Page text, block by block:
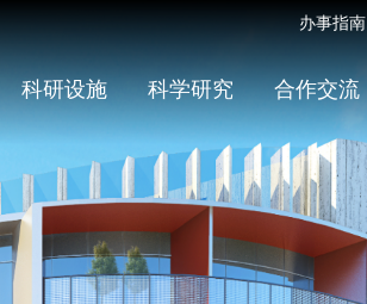
办事指南
科研设施 科学研究 合作交流